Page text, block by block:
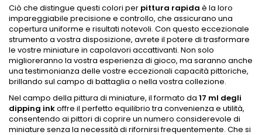
Ciò che distingue questi colori per pittura rapida è la loro
impareggiabile precisione e controllo, che assicurano una
copertura uniforme e risultati notevoli. Con questo eccezionale
strumento a vostra disposizione, avrete il potere di trasformare
le vostre miniature in capolavori accattivanti. Non solo
miglioreranno la vostra esperienza di gioco, ma saranno anche
una testimonianza delle vostre eccezionali capacità pittoriche,
brillando sul campo di battaglia o nella vostra collezione.
Nel campo della pittura di miniature, il formato da 17 ml degli
dipping inkoffre il perfetto equilibrio tra convenienza e utilità,
consentendo ai pittori di coprire un numero considerevole di
miniature senza la necessità di rifornirsi frequentemente. Che si